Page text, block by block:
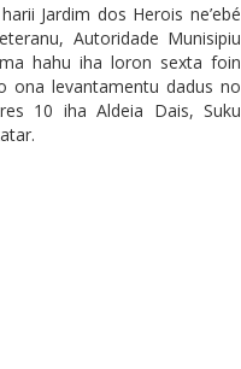
Jardim dos Herois ne’ebé
Autoridade Munisipiu
hahu iha loron sexta foin
ona levantamentu dadus no
10 iha Aldeia Dais, Suku